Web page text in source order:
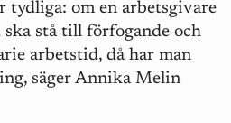
tydliga: om en arbetsgivare
stå till förfogande och
arbetstid, då har man
säger Annika Melin